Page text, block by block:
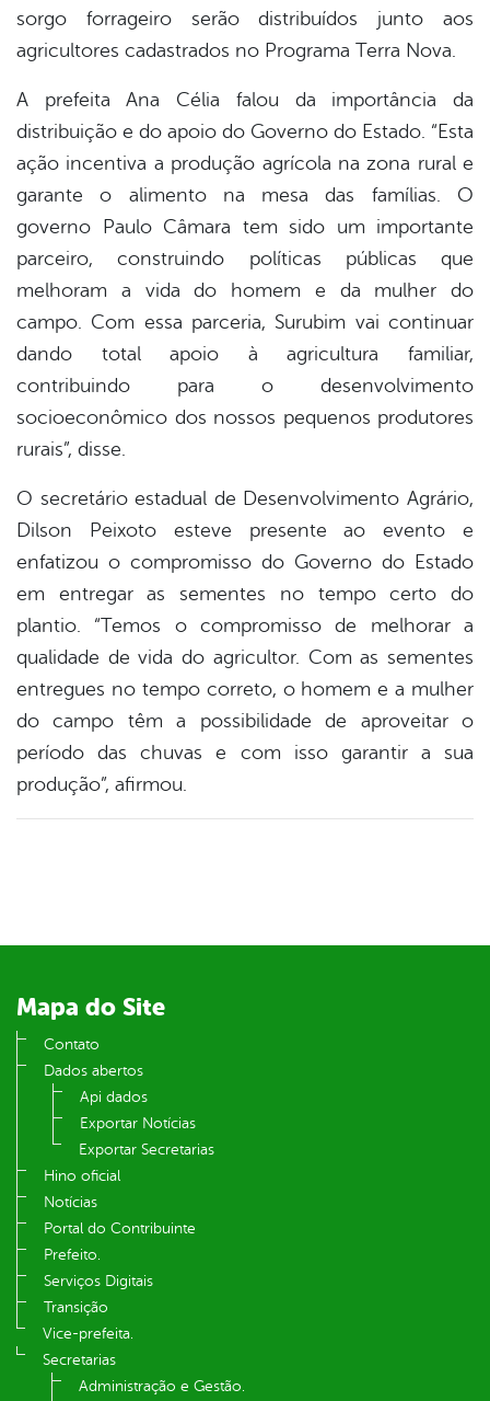
sorgo forrageiro serão distribuídos junto aos
agricultores cadastrados no Programa Terra Nova.
A prefeita Ana Célia falou da importância da
distribuição e do apoio do Governo do Estado. “Esta
ação incentiva a produção agrícola na zona rural e
garante o alimento na mesa das famílias. O
governo Paulo Câmara tem sido um importante
parceiro, construindo políticas públicas que
melhoram a vida do homem e da mulher do
campo. Com essa parceria, Surubim vai continuar
dando total apoio à agricultura familiar,
contribuindo para o desenvolvimento
socioeconômico dos nossos pequenos produtores
rurais”, disse.
O secretário estadual de Desenvolvimento Agrário,
Dilson Peixoto esteve presente ao evento e
enfatizou o compromisso do Governo do Estado
em entregar as sementes no tempo certo do
plantio. “Temos o compromisso de melhorar a
qualidade de vida do agricultor. Com as sementes
entregues no tempo correto, o homem e a mulher
do campo têm a possibilidade de aproveitar o
período das chuvas e com isso garantir a sua
produção”, afirmou.
Mapa do Site
Contato
Dados abertos
Api dados
Exportar Notícias
Exportar Secretarias
Hino oficial
Notícias
Portal do Contribuinte
Prefeito.
Serviços Digitais
Transição
Vice-prefeita.
Secretarias
Administração e Gestão.